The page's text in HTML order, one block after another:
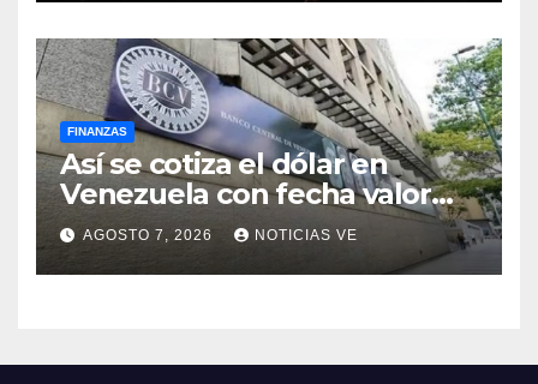
FINANZAS
Así se cotiza el dólar en
Venezuela con fecha valor
lunes 10 de agosto de 2026
AGOSTO 7, 2026 NOTICIAS VE